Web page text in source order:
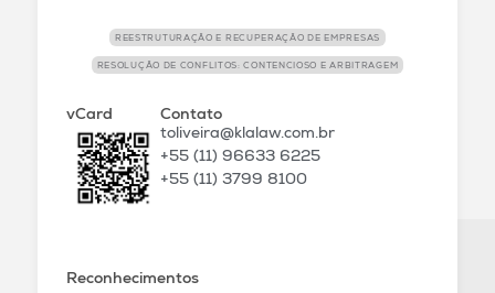
REESTRUTURAÇÃO E RECUPERAÇÃO DE EMPRESAS
RESOLUÇÃO DE CONFLITOS: CONTENCIOSO E ARBITRAGEM
vCard
Contato
toliveira@klalaw.com.br
+55 (11) 96633 6225
+55 (11) 3799 8100
Reconhecimentos